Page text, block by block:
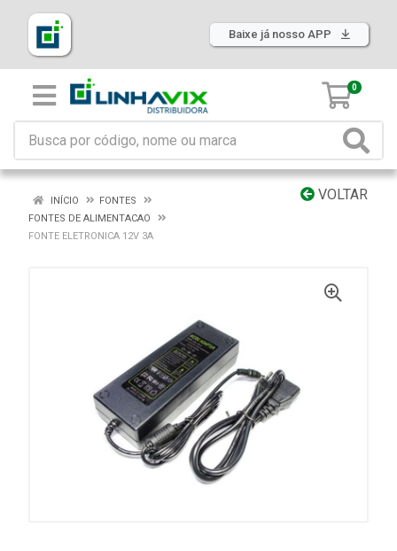
Baixe já nosso APP
0
VOLTAR
INÍCIO
FONTES
FONTES DE ALIMENTACAO
FONTE ELETRONICA 12V 3A